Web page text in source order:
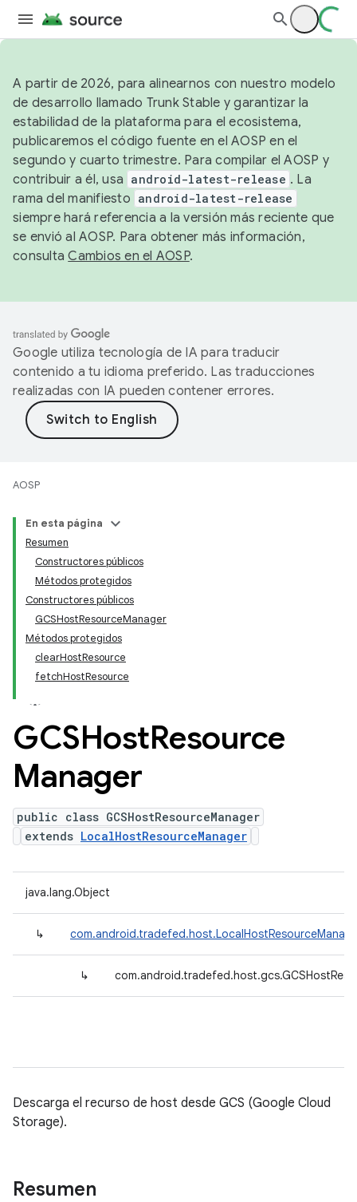
A partir de 2026, para alinearnos con nuestro modelo
de desarrollo llamado Trunk Stable y garantizar la
estabilidad de la plataforma para el ecosistema,
publicaremos el código fuente en el AOSP en el
segundo y cuarto trimestre. Para compilar el AOSP y
contribuir a él, usa android-latest-release . La
rama del manifiesto android-latest-release
siempre hará referencia a la versión más reciente que
se envió al AOSP. Para obtener más información,
consultaCambios en el AOSP.
Google utiliza tecnología de IA para traducir
contenido a tu idioma preferido. Las traducciones
realizadas con IA pueden contener errores.
AOSP
En esta página
Resumen
Constructores públicos
Métodos protegidos
Constructores públicos
GCSHostResourceManager
Métodos protegidos
clearHostResource
fetchHostResource
GCSHostResource
Manager
public class GCSHostResourceManager
extends LocalHostResourceManager
java.lang.Object
↳
↳
Descarga el recurso de host desde GCS (Google Cloud
Storage).
Resumen